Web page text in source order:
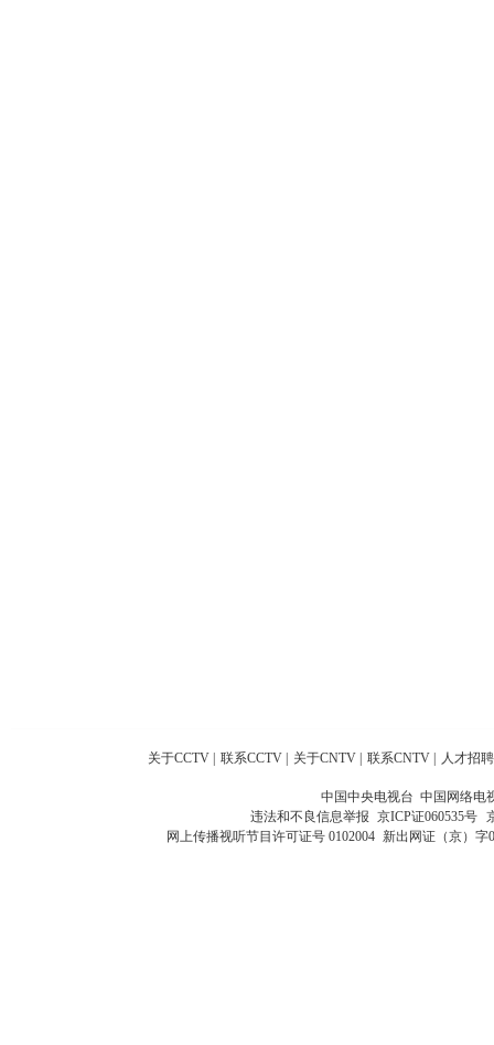
关于CCTV 联系CCTV 关于CNTV 联系CNTV 人才招聘
中国中央电视台 中国网络电
违法和不良信息举报 京ICP证060535号
网上传播视听节目许可证号 0102004 新出网证（京）